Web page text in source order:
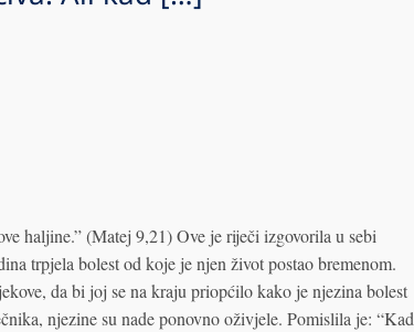
haljine.” (Matej 9,21) Ove je riječi izgovorila u sebi
trpjela bolest od koje je njen život postao bremenom.
da bi joj se na kraju priopćilo kako je njezina bolest
njezine su nade ponovno oživjele. Pomislila je: “Kad